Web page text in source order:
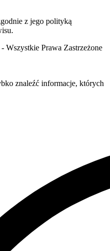
z jego polityką
Prawa Zastrzeżone
znaleźć informacje, których